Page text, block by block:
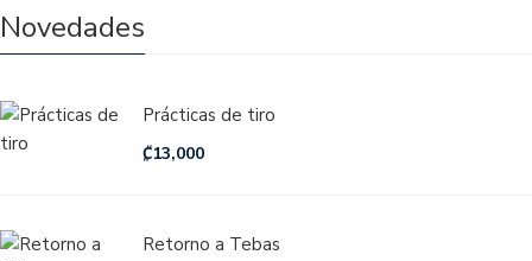
Novedades
Prácticas de tiro
₡13,000
Retorno a Tebas